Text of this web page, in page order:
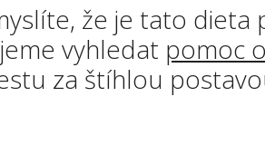
že je tato dieta
vyhledat pomoc
za štíhlou